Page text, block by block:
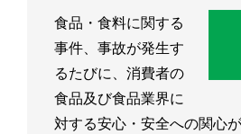
食品・食料に関する
事件、事故が発生す
るたびに、消費者の
食品及び食品業界に
対する安心・安全への関心